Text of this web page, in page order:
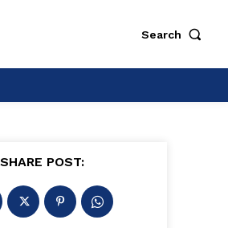
Search
SHARE POST: